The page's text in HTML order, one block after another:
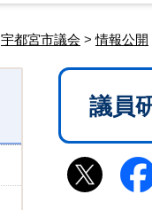
宇都宮市議会 >情報公開
議員